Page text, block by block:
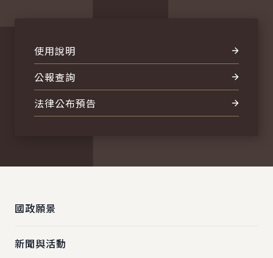
使用說明
公報查詢
法律公布預告
國政願景
新聞與活動